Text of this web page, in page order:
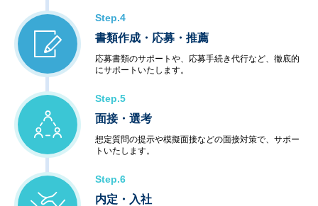
Step.4
書類作成・応募・推薦
応募書類のサポートや、応募手続き代行など、徹底的
にサポートいたします。
Step.5
面接・選考
想定質問の提示や模擬面接などの面接対策で、サポー
トいたします。
Step.6
内定・入社